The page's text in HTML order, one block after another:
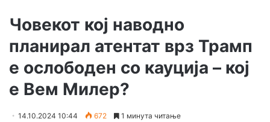
Човекот кој наводно
планирал атентат врз Трамп
е ослободен со кауција – кој
е Вем Милер?
14.10.2024 10:44 672 1 минута читање